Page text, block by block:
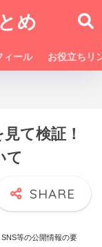
め
ィール お役立ちリ
て検証！
て
等の公開情報の要